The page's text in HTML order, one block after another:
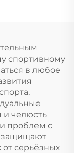
спортивному
в любое
челюсть
проблем с
защищают
серьёзных